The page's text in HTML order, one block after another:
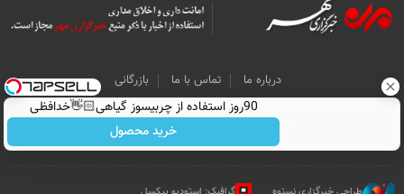
درباره ما تماس با ما
بازرگانی
All Content by Mehr News Agency is licensed under a Creative Commons
Attribution 4.0 International License.
90روز استفاده از چربیسوز گیاهی👋🏻خدافظی
همیشگی با چاقی!خرید با تخفیف
خرید محصول